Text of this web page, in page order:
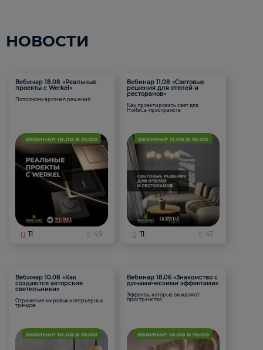
НОВОСТИ
Вебинар 18.08 «Реальные
проекты с Werkel»
Пополняем арсенал решений
11 49
Вебинар 11.08 «Световые
решения для отелей и
ресторанов»
Как проектировать свет для
HoReCa-пространств
11 47
Вебинар 10.08 «Как
создаются авторские
светильники»
Отражение мировых интерьерных
трендов
Вебинар 18.06 «Знакомство с
динамическими эффектами»
Эффекты, которые оживляют
пространство